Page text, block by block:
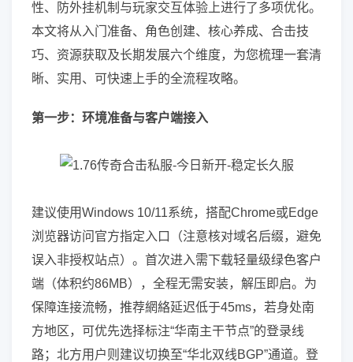
性、防外挂机制与玩家交互体验上进行了多项优化。
本文将从入门准备、角色创建、核心养成、合击技
巧、资源获取及长期发展六个维度，为您梳理一套清
晰、实用、可快速上手的全流程攻略。
第一步：环境准备与客户端接入
建议使用Windows 10/11系统，搭配Chrome或Edge
浏览器访问官方指定入口（注意核对域名后缀，避免
误入非授权站点）。首次进入需下载轻量级绿色客户
端（体积约86MB），全程无需安装，解压即启。为
保障连接流畅，推荐網絡延迟低于45ms，若身处南
方地区，可优先选择标注“华南主干节点”的登录线
路；北方用户则建议切换至“华北双线BGP”通道。登